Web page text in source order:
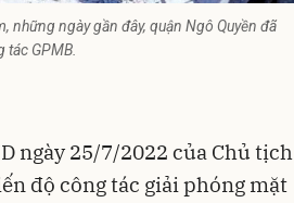
những ngày gần đây, quận Ngô Quyền đã
tác GPMB.
ngày 25/7/2022 của Chủ tịch
độ công tác giải phóng mặt